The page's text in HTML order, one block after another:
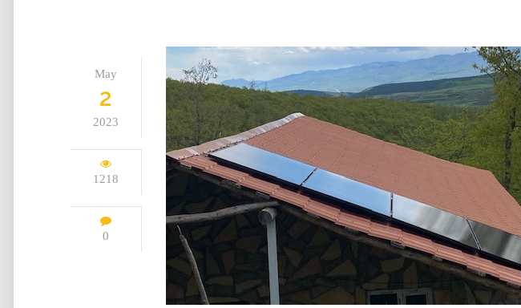
May
2
2023
1218
0